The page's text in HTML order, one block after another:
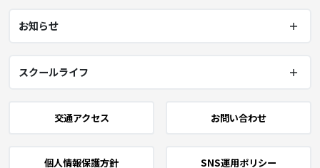
お知らせ
スクールライフ
交通アクセス お問い合わせ
個人情報保護方針 SNS運用ポリシー